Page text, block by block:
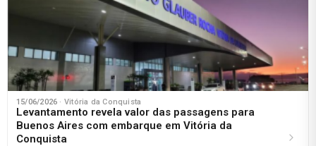
15/06/2026 · Vitória da Conquista
Levantamento revela valor das passagens para
Buenos Aires com embarque em Vitória da
Conquista